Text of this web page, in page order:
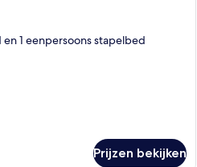
1 eenpersoons stapelbed
Prijzen bekijken